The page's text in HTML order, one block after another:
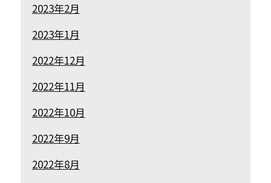
2023年2月
2023年1月
2022年12月
2022年11月
2022年10月
2022年9月
2022年8月